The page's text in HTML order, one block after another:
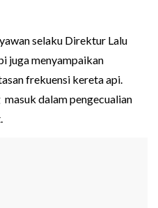
selaku Direktur Lalu
juga menyampaikan
frekuensi kereta api.
dalam pengecualian